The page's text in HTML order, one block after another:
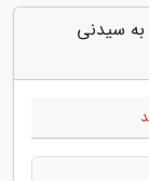
سیدنی